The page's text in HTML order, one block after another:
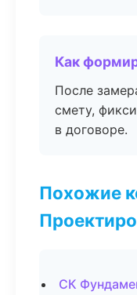
Как
После
смету,
в договоре.
Похожие
СК